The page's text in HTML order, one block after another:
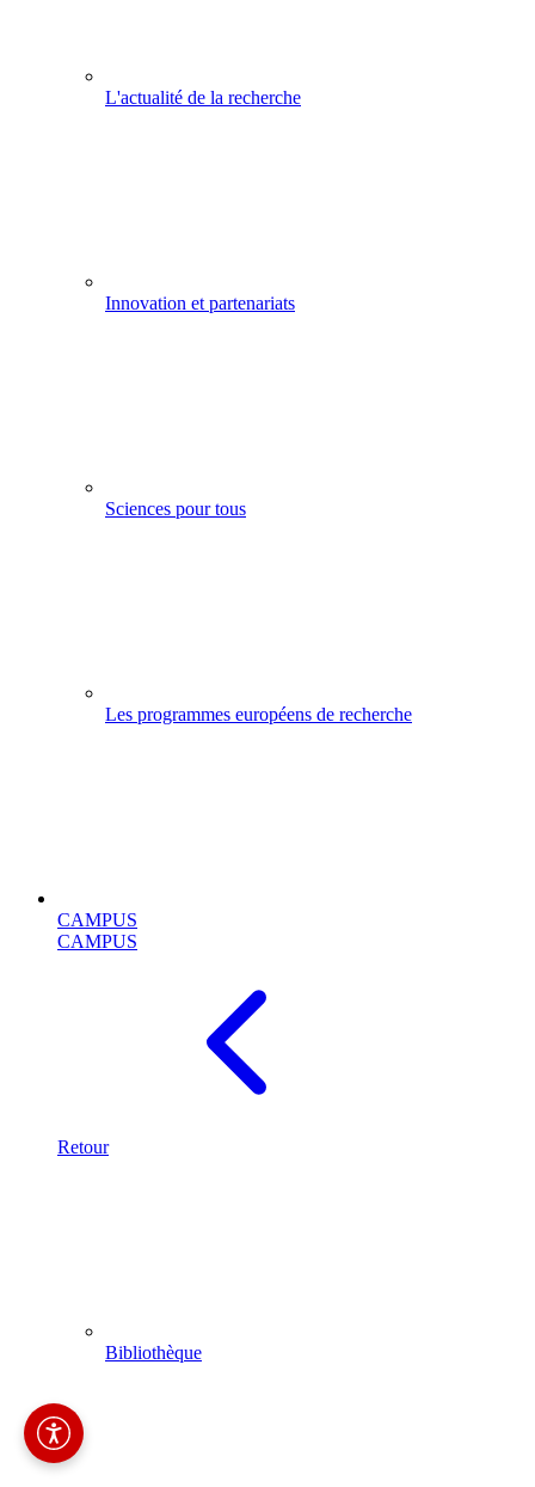
L'actualité de la recherche
Innovation et partenariats
Sciences pour tous
Les programmes européens de recherche
CAMPUS
CAMPUS
Retour
Bibliothèque